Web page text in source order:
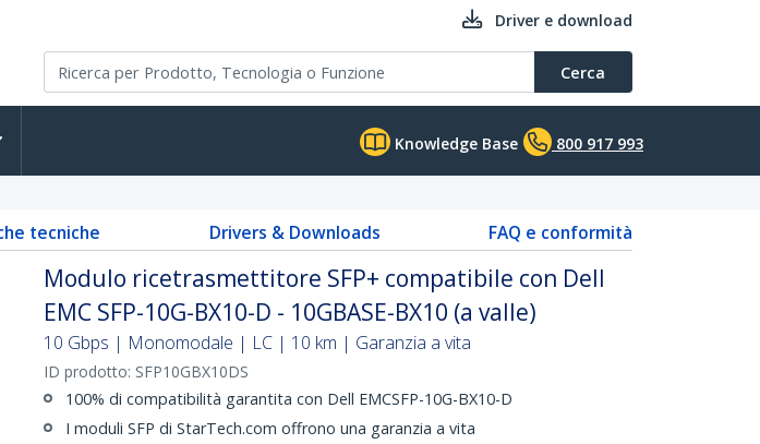
Driver e download
Cerca
Knowledge Base 800 917 993
tecniche Drivers & Downloads FAQ e conformità
Modulo ricetrasmettitore SFP+ compatibile con Dell
EMC SFP-10G-BX10-D - 10GBASE-BX10 (a valle)
10 Gbps | Monomodale | LC | 10 km | Garanzia a vita
ID prodotto: SFP10GBX10DS
100% di compatibilità garantita con Dell EMCSFP-10G-BX10-D
I moduli SFP di StarTech.com offrono una garanzia a vita